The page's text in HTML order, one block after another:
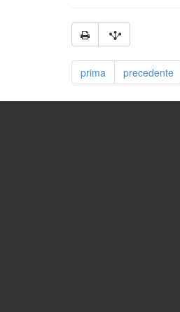
prima precedente